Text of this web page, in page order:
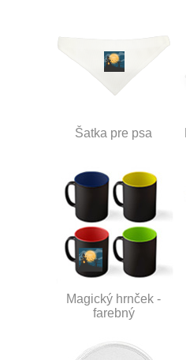
Šatka pre psa
Magický hrnček -
farebný